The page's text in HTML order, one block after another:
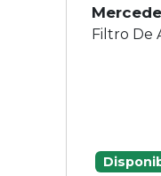
Filtro De